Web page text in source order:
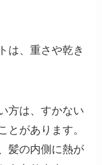
は、重さや乾き
方は、すかない
とがあります。
髪の内側に熱が